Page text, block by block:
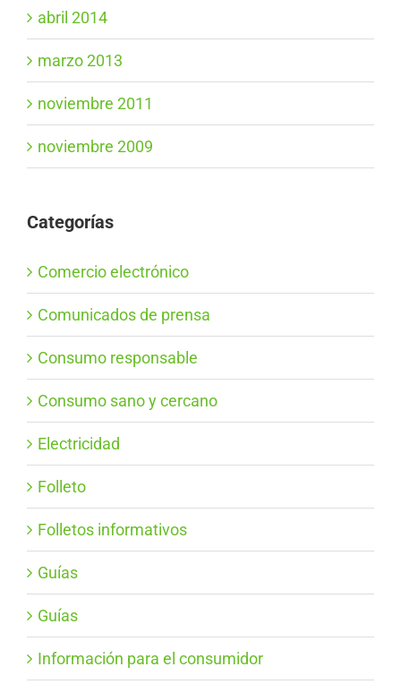
abril 2014
marzo 2013
noviembre 2011
noviembre 2009
Categorías
Comercio electrónico
Comunicados de prensa
Consumo responsable
Consumo sano y cercano
Electricidad
Folleto
Folletos informativos
Guías
Guías
Información para el consumidor